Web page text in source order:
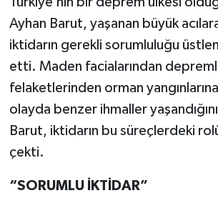
Ayhan Barut, yaşanan büyük
iktidarın gerekli sorumluluğu
etti. Maden facialarından
felaketlerinden orman
olayda benzer ihmaller
Barut, iktidarın bu süreçlerdeki
çekti.
“SORUMLU İKTİDAR”